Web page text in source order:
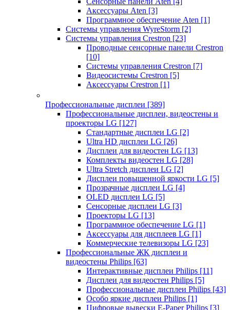
Аксессуары Aten [3]
Программное обеспечение Aten [1]
Системы управления WyreStorm [2]
Системы управления Crestron [23]
Проводные сенсорные панели Crestron
[10]
Системы управления Crestron [7]
Видеосистемы Crestron [5]
Аксессуары Crestron [1]
Профессиональные дисплеи [389]
Профессиональные дисплеи, видеостены и
проекторы LG [127]
Стандартные дисплеи LG [2]
Ultra HD дисплеи LG [26]
Дисплеи для видеостен LG [13]
Комплекты видеостен LG [28]
Ultra Stretch дисплеи LG [2]
Дисплеи повышенной яркости LG [5]
Прозрачные дисплеи LG [4]
OLED дисплеи LG [5]
Сенсорные дисплеи LG [3]
Проекторы LG [13]
Программное обеспечение LG [1]
Аксессуары для дисплеев LG [1]
Коммерческие телевизоры LG [23]
Профессиональные ЖК дисплеи и
видеостены Philips [63]
Интерактивные дисплеи Philips [11]
Дисплеи для видеостен Philips [5]
Профессиональные дисплеи Philips [43]
Особо яркие дисплеи Philips [1]
Цифровые вывески E-Paper Philips [3]